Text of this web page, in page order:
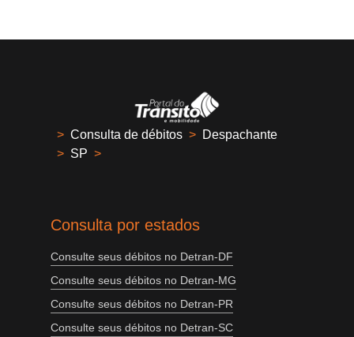
> Consulta de débitos > Despachante
> SP >
Consulta por estados
Consulte seus débitos no Detran-DF
Consulte seus débitos no Detran-MG
Consulte seus débitos no Detran-PR
Consulte seus débitos no Detran-SC